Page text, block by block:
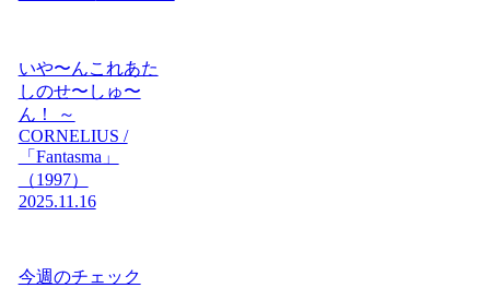
いや〜んこれあた
しのせ〜しゅ〜
ん！ ～
CORNELIUS /
「Fantasma」
（1997）
2025.11.16
今週のチェック